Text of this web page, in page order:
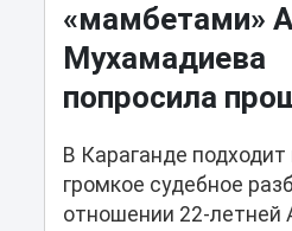
«мамбетами»
Мухамадиева
попросила
В Караганде
громкое судебное
отношении 22-летней